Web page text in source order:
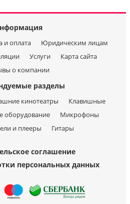
и оплата
Юридическим лицам
Услуги
Карта сайта
о компании
разделы
кинотеатры
Клавишные
оборудование
Микрофоны
и плееры
Гитары
соглашение
персональных данных